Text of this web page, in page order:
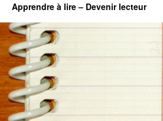
Apprendre à lire – Devenir lecteur